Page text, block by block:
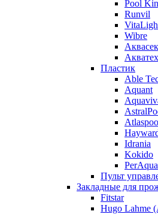
Pool
Runvil
Wibre
Пластик
Able
Aquant
Idrania
Kokido
PerAqua
Пульт
Закладные для
Fitstar
Hugo Lahme